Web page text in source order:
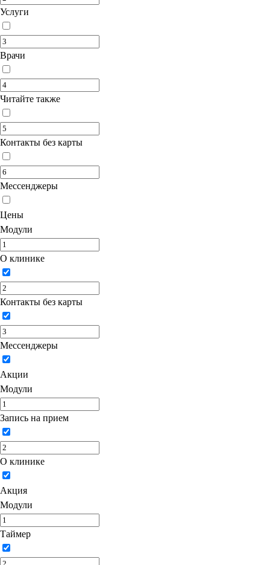
Услуги
Врачи
Читайте также
Контакты без карты
Мессенджеры
Цены
Модули
О клинике
Контакты без карты
Мессенджеры
Акции
Модули
Запись на прием
О клинике
Акция
Модули
Таймер